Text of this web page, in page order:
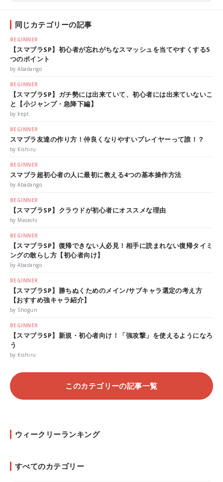
同じカテゴリーの記事
BEGINNER
【スマブラSP】初心者が忘れがちなスマッシュを当てやすくする5
つのポイント
by Abadango
BEGINNER
【スマブラSP】ガチ勢には出来ていて、初心者には出来ていないこ
と【小ジャンプ・急降下編】
by kept
BEGINNER
スマブラ友達の作り方！仲良くなりやすいプレイヤーって誰！？
by Kishiru
BEGINNER
スマブラ超初心者の人に最初に教える4つの基本操作方法
by Abadango
BEGINNER
【スマブラSP】クラウドが初心者にオススメな理由
by Masashi
BEGINNER
【スマブラSP】復帰できない人必見！相手に読まれない復帰タイミ
ングの散らし方【初心者向け】
by Abadango
BEGINNER
【スマブラSP】勝ちぬくためのメイン/サブキャラ選定の考え方
【おすすめ強キャラ紹介】
by Shogun
BEGINNER
【スマブラSP】新規・初心者向け！「強攻撃」を使えるようになろ
う
by Kishiru
このカテゴリーの記事一覧
ウィークリーランキング
すべてのカテゴリー